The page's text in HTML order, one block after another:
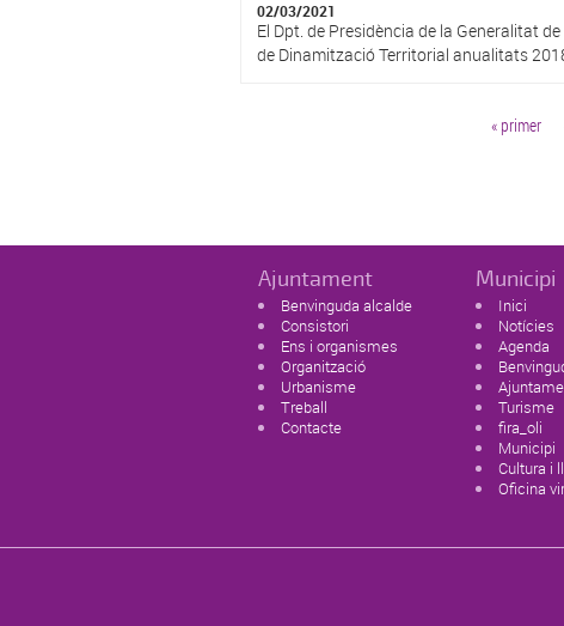
02/03/2021
El Dpt. de Presidència de la Generalitat
de Dinamització Territorial anualitats
« primer
Ajuntament
Benvinguda alcalde
Consistori
Ens i organismes
Organització
Urbanisme
Treball
Contacte
Municipi
Inici
Notícies
Agenda
Turisme
fira_oli
Municipi
Cultura i
Oficina